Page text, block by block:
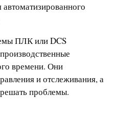
ПЛК или DCS
времени. Они
и отслеживания, а
проблемы.